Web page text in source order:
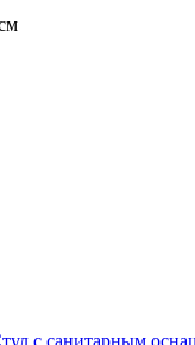
с санитарным